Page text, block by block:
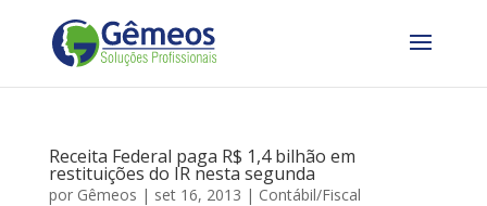
Receita Federal paga R$ 1,4 bilhão em
restituições do IR nesta segunda
por Gêmeos | set 16, 2013 | Contábil/Fiscal